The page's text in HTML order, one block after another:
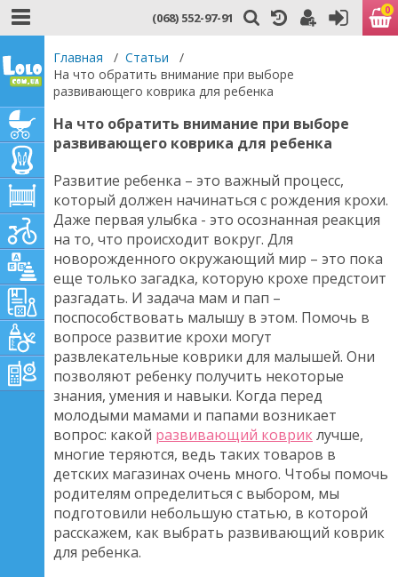
(068) 552-97-91 0
Главная / Статьи
/
На что обратить внимание при выборе
развивающего коврика для ребенка
На что обратить внимание при выборе
развивающего коврика для ребенка
Развитие ребенка – это важный процесс,
который должен начинаться с рождения крохи.
Даже первая улыбка - это осознанная реакция
на то, что происходит вокруг. Для
новорожденного окружающий мир – это пока
еще только загадка, которую крохе предстоит
разгадать. И задача мам и пап –
поспособствовать малышу в этом. Помочь в
вопросе развитие крохи могут
развлекательные коврики для малышей. Они
позволяют ребенку получить некоторые
знания, умения и навыки. Когда перед
молодыми мамами и папами возникает
вопрос: какой развивающий коврик лучше,
многие теряются, ведь таких товаров в
детских магазинах очень много. Чтобы помочь
родителям определиться с выбором, мы
подготовили небольшую статью, в которой
расскажем, как выбрать развивающий коврик
для ребенка.